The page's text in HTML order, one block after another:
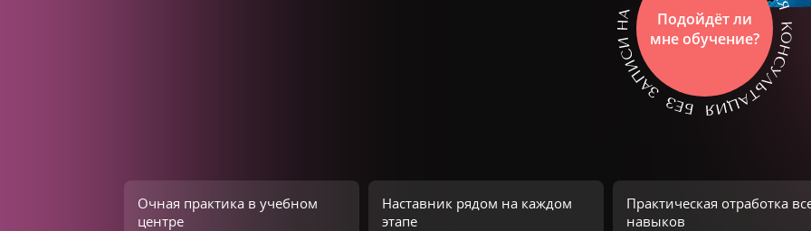
Подойдёт ли
мне обучение?
Очная практика в учебном
центре
Наставник рядом на каждом
этапе
Практическая отработка
навыков